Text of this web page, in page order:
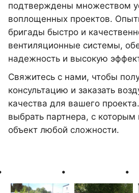
подтверждены множеством
воплощенных проектов.
бригады быстро и
вентиляционные системы,
надежность и высокую
Свяжитесь с нами, чтобы
консультацию и заказать
качества для вашего
выбрать партнера, с которым
объект любой сложности.